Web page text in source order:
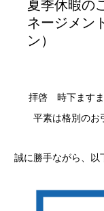
夏季休暇の
ネージメン
ン）
拝啓 時下ますま
平素は格別のお
誠に勝手ながら、以